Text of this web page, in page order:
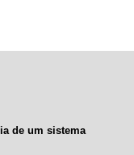
de um sistema